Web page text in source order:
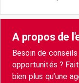
A propos de
Besoin de
opportunités ?
bien plus qu’une